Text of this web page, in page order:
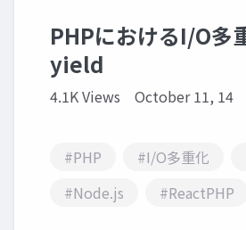
PHPにおけるI/O多
yield
4.1K Views October 11, 14
#PHP #I/O多重化
#Node.js
#ReactPHP